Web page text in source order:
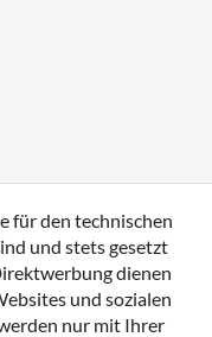
für den technischen
und stets gesetzt
dienen
und sozialen
nur mit Ihrer